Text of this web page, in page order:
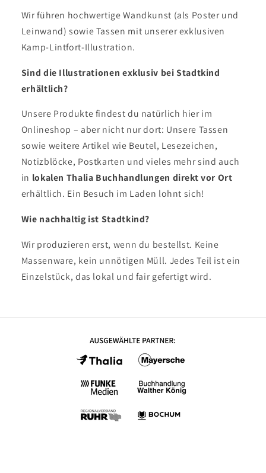
Wir führen hochwertige Wandkunst (als Poster und
Leinwand) sowie Tassen mit unserer exklusiven
Kamp-Lintfort-Illustration.
Sind die Illustrationen exklusiv bei Stadtkind
erhältlich?
Unsere Produkte findest du natürlich hier im
Onlineshop – aber nicht nur dort: Unsere Tassen
sowie weitere Artikel wie Beutel, Lesezeichen,
Notizblöcke, Postkarten und vieles mehr sind auch
in lokalen Thalia Buchhandlungen direkt vor Ort
erhältlich. Ein Besuch im Laden lohnt sich!
Wie nachhaltig ist Stadtkind?
Wir produzieren erst, wenn du bestellst. Keine
Massenware, kein unnötigen Müll. Jedes Teil ist ein
Einzelstück, das lokal und fair gefertigt wird.